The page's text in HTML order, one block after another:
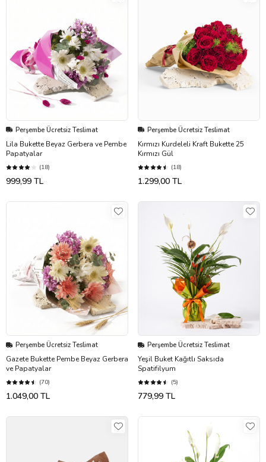
Perşembe Ücretsiz Teslimat
Lila Bukette Beyaz Gerbera ve Pembe
Papatyalar
(18)
999,99 TL
Perşembe Ücretsiz Teslimat
Kırmızı Kurdeleli Kraft Bukette 25
Kırmızı Gül
(18)
1.299,00 TL
Perşembe Ücretsiz Teslimat
Gazete Bukette Pembe Beyaz Gerbera
ve Papatyalar
(70)
1.049,00 TL
Perşembe Ücretsiz Teslimat
Yeşil Buket Kağıtlı Saksıda
Spatifilyum
(5)
779,99 TL